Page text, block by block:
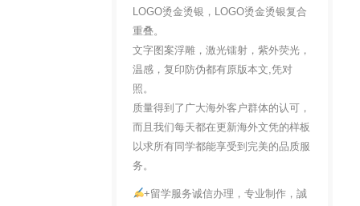
LOGO烫金烫银，LOGO烫金烫银复合
重叠。
文字图案浮雕，激光镭射，紫外荧光，
温感，复印防伪都有原版本文,凭对
照。
质量得到了广大海外客户群体的认可，
而且我们每天都在更新海外文凭的样板
以求所有同学都能享受到完美的品质服
务。
+留学服务诚信办理，专业制作，誠